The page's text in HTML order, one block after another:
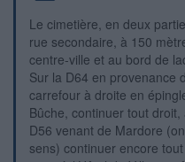
Le cimetière, en deux
rue secondaire, à 150
centre-ville et au bord de
Sur la D64 en provenance
carrefour à droite en
Bûche, continuer tout
D56 venant de Mardore
sens) continuer encore